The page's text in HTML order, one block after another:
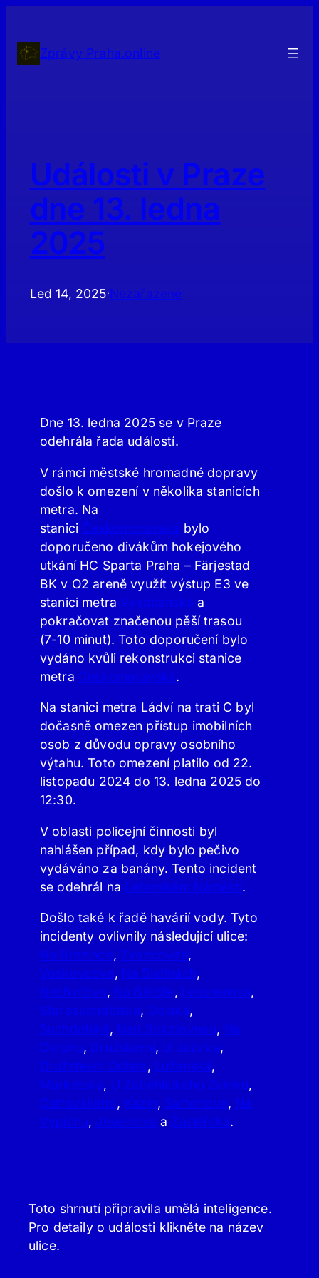
obsahZprávy Praha.online
Události v Praze
dne 13. ledna
2025
Led 14, 2025·Nezařazené
Dne 13. ledna 2025 se v Praze
odehrála řada událostí.
V rámci městské hromadné dopravy
došlo k omezení v několika stanicích
metra. Na
stanici Českomoravská bylo
doporučeno divákům hokejového
utkání HC Sparta Praha – Färjestad
BK v O2 areně využít výstup E3 ve
stanici metra Vysočanská a
pokračovat značenou pěší trasou
(7-10 minut). Toto doporučení bylo
vydáno kvůli rekonstrukci stanice
metra Českomoravská.
Na stanici metra Ládví na trati C byl
dočasně omezen přístup imobilních
osob z důvodu opravy osobního
výtahu. Toto omezení platilo od 22.
listopadu 2024 do 13. ledna 2025 do
12:30.
V oblasti policejní činnosti byl
nahlášen případ, kdy bylo pečivo
vydáváno za banány. Tento incident
se odehrál na Letenském Náměstí.
Došlo také k řadě havárií vody. Tyto
incidenty ovlivnily následující ulice:
Na Březince, Zvoncovitá,
Voskovcova, Na Slatinách,
Nechvílova, Na Bělidle, Lessnerova,
Starosuchdolská, Dolská,
Suchdolská, Nad Sokolovnou, Na
Okruhu, Družstevní, U Jezírka,
Družstevní Ochoz, Lužanská,
Markétská, U Záběhlického Zámku,
Ostrovského, Kazín, Sartoriova, Na
Vypichu, Jeseniova a Žacléřská.
Toto shrnutí připravila umělá inteligence.
Pro detaily o události klikněte na název
ulice.